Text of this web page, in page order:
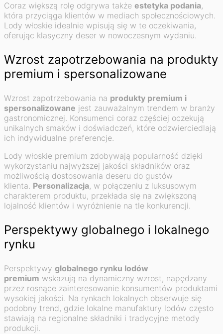
Coraz większą rolę odgrywa także estetyka podania,
która przyciąga klientów w mediach społecznościowych.
Lody włoskie idealnie wpisują się w te oczekiwania,
oferując klasyczny deser w nowoczesnym wydaniu.
Wzrost zapotrzebowania na produkty
premium i spersonalizowane
Wzrost zapotrzebowania na produkty premium i
spersonalizowane jest zauważalnym trendem w branży
gastronomicznej. Konsumenci coraz częściej oczekują
unikalnych smaków i doświadczeń, które odzwierciedlają
ich indywidualne preferencje.
Lody włoskie premium zdobywają popularność dzięki
wykorzystaniu najwyższej jakości składników oraz
możliwością dostosowania deseru do gustów
klienta. Personalizacja, w połączeniu z luksusowym
charakterem produktu, przekłada się na zwiększoną
lojalność klientów i wyróżnienie na tle konkurencji.
Perspektywy globalnego i lokalnego
rynku
Perspektywy globalnego rynku lodów
premium wskazują na dynamiczny wzrost, napędzany
przez rosnące zainteresowanie konsumentów produktami
wysokiej jakości. Na rynkach lokalnych obserwuje się
podobny trend, gdzie lokalne manufaktury lodów często
stawiają na regionalne składniki i tradycyjne metody
produkcji.